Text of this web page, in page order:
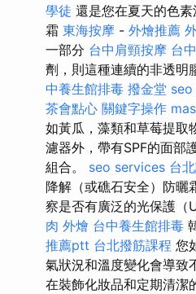
學徒 還是您在夏天的色
霜 東海按摩 - 外燴推薦
一部分 台中肩頸按摩 台
劑，則這種連續的非透明
中養生館排毒 撥金堂
茶會點心 關鍵字操作
如黃瓜，藻類和草莓提取
濾器外，帶有SPF的面部
組合。 seo services 台
降解（或礁石安全）防曬
察是否有廣泛的光保護（
肉 外燴 台中養生館排毒
推薦ptt 台北撥筋課程 您
氣狀況和溫度變化會導致
在裝飾化妝品和定期清潔